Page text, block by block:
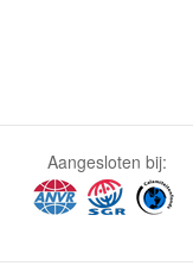
Aangesloten bij: